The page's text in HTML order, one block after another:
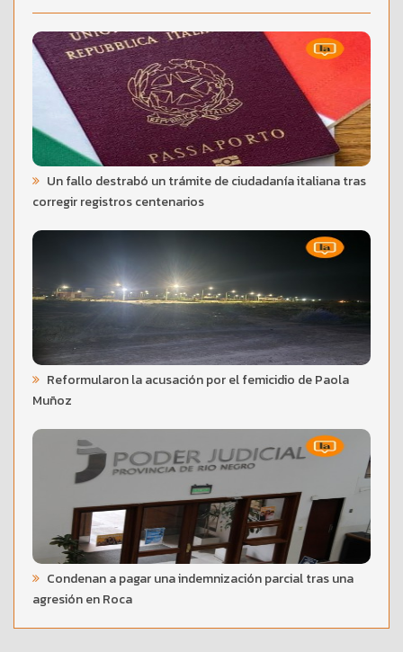
Un fallo destrabó un trámite de ciudadanía italiana tras
corregir registros centenarios
Reformularon la acusación por el femicidio de Paola
Muñoz
Condenan a pagar una indemnización parcial tras una
agresión en Roca